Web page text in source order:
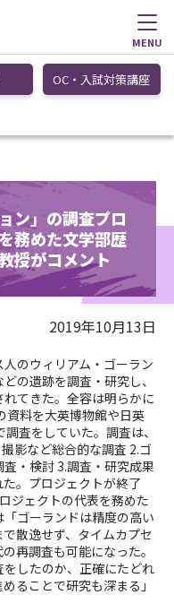
MENU
OC・入試対策講座
ン」の調査プロ
務めた文学部歴
授がコメント
2019年10月13日
のウィリアム・ゴーラン
の遺跡を調査・研究し、
てきた。全容は明らかに
資料を大英博物館や日英
査をしていた。調査は、
影など総合的な調査 2.ゴ
・検討 3.調査・研究成果
。プロジェクトが終了
ジェクトの代表を務めた
ゴーランドは精度の高い
散逸せず、タイムカプセ
再調査も可能になった。
したのか、正確にたどれ
ることで研究も深まる」